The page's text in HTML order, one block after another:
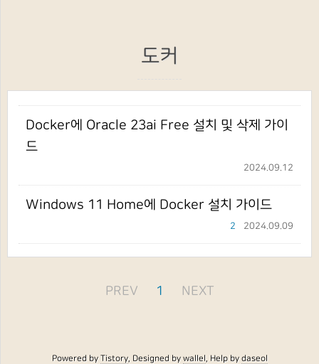
도커
Docker에 Oracle 23ai Free 설치 및 삭제 가이
드
2024.09.12
Windows 11 Home에 Docker 설치 가이드
2024.09.09
2
PREV 1 NEXT
Powered byTistory, Designed bywallel, Help bydaseol